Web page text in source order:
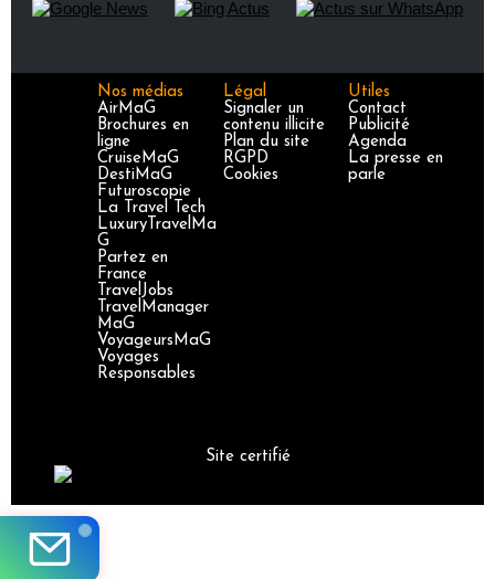
Nos médias
AirMaG
Brochures en
ligne
CruiseMaG
DestiMaG
Futuroscopie
La Travel Tech
LuxuryTravelMa
G
Partez en
France
TravelJobs
TravelManager
MaG
VoyageursMaG
Voyages
Responsables
Légal
Signaler un
contenu illicite
Plan du site
RGPD
Cookies
Utiles
Contact
Publicité
Agenda
La presse en
parle
Site certifié